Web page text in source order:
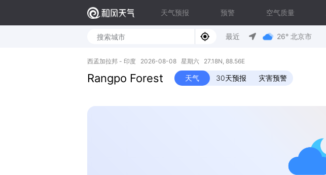
天气预报 预警 空气质量
最近 26° 北京市
西孟加拉邦 - 印度 2026-08-08 星期六 27.18N, 88.56E
Rangpo Forest 天气 30天预报 灾害预警